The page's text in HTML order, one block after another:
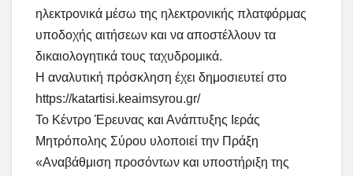
ηλεκτρονικά μέσω της ηλεκτρονικής πλατφόρμας
υποδοχής αιτήσεων και να αποστέλλουν τα
δικαιολογητικά τους ταχυδρομικά.
Η αναλυτική πρόσκληση έχει δημοσιευτεί στο
https://katartisi.keaimsyrou.gr/
Το Κέντρο Έρευνας και Ανάπτυξης Ιεράς
Μητρόπολης Σύρου υλοποιεί την Πράξη
«Αναβάθμιση προσόντων και υποστήριξη της